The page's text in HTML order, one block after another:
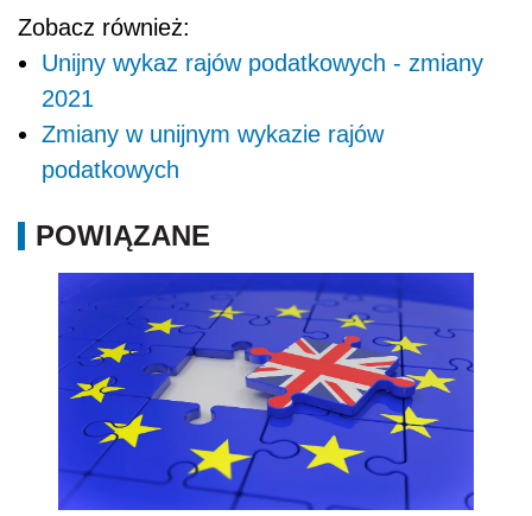
Zobacz również:
Unijny wykaz rajów podatkowych - zmiany
2021
Zmiany w unijnym wykazie rajów
podatkowych
POWIĄZANE